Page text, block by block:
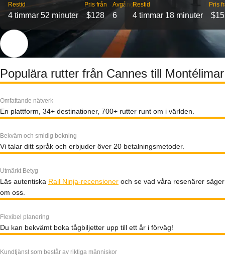
Restid
4 timmar 52 minuter
Pris från
$128
Avgångar
6
Restid
4 timmar 18 minuter
Pris
Populära rutter från Cannes till Montélimar
Omfattande nätverk
En plattform, 34+ destinationer, 700+ rutter runt om i världen.
Bekväm och smidig bokning
Vi talar ditt språk och erbjuder över 20 betalningsmetoder.
Utmärkt Betyg
Läs autentiska Rail Ninja-recensioner och se vad våra resenärer säger
om oss.
Flexibel planering
Du kan bekvämt boka tågbiljetter upp till ett år i förväg!
Kundtjänst som består av riktiga människor